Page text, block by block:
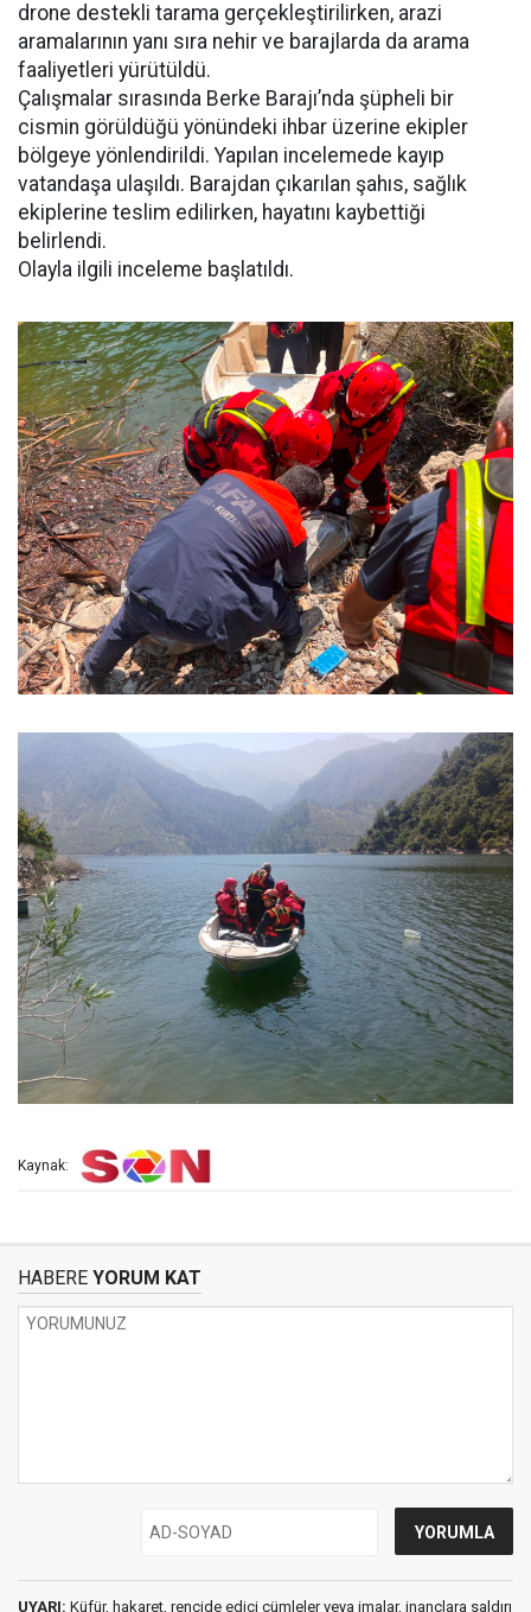
drone destekli tarama gerçekleştirilirken, arazi
aramalarının yanı sıra nehir ve barajlarda da arama
faaliyetleri yürütüldü.
Çalışmalar sırasında Berke Barajı’nda şüpheli bir
cismin görüldüğü yönündeki ihbar üzerine ekipler
bölgeye yönlendirildi. Yapılan incelemede kayıp
vatandaşa ulaşıldı. Barajdan çıkarılan şahıs, sağlık
ekiplerine teslim edilirken, hayatını kaybettiği
belirlendi.
Olayla ilgili inceleme başlatıldı.
Kaynak:
HABERE YORUM KAT
UYARI: Küfür, hakaret, rencide edici cümleler veya imalar, inançlara saldırı